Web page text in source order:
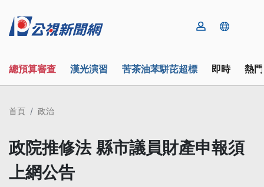
總預算審查 漢光演習 苦茶油苯駢芘超標 即時 熱
首頁 政治
政院推修法 縣市議員財產申報須
上網公告